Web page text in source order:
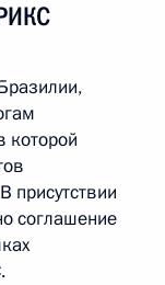
которой
присутствии
соглашение